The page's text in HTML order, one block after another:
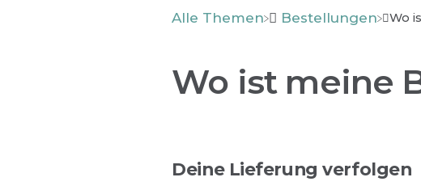
Alle Themen ​Bestellungen Wo
Wo ist meine
Deine Lieferung verfolgen